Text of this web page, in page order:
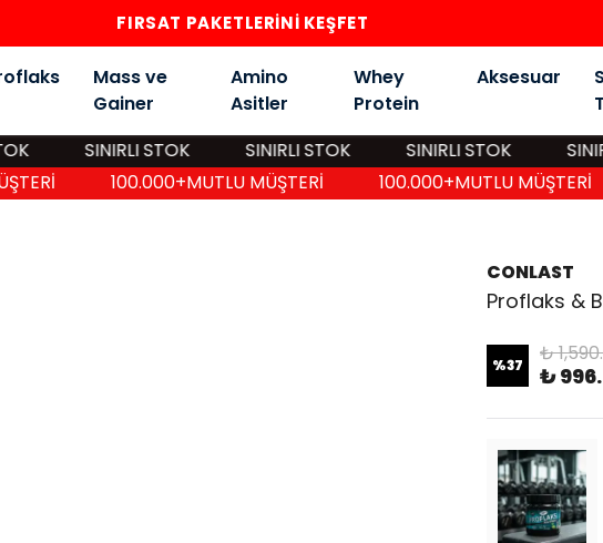
500₺ ÜZERİ ÜCRETSİZ KARGO
Mass ve
Gainer
Amino
Asitler
Whey
Protein
Aksesuar
SINIRLI STOK SINIRLI STOK SINIRLI STOK SINIRLI
100.000+MUTLU MÜŞTERİ 100.000+MUTLU MÜŞTERİ
CONLAST
Proflaks &
%37 ₺
₺